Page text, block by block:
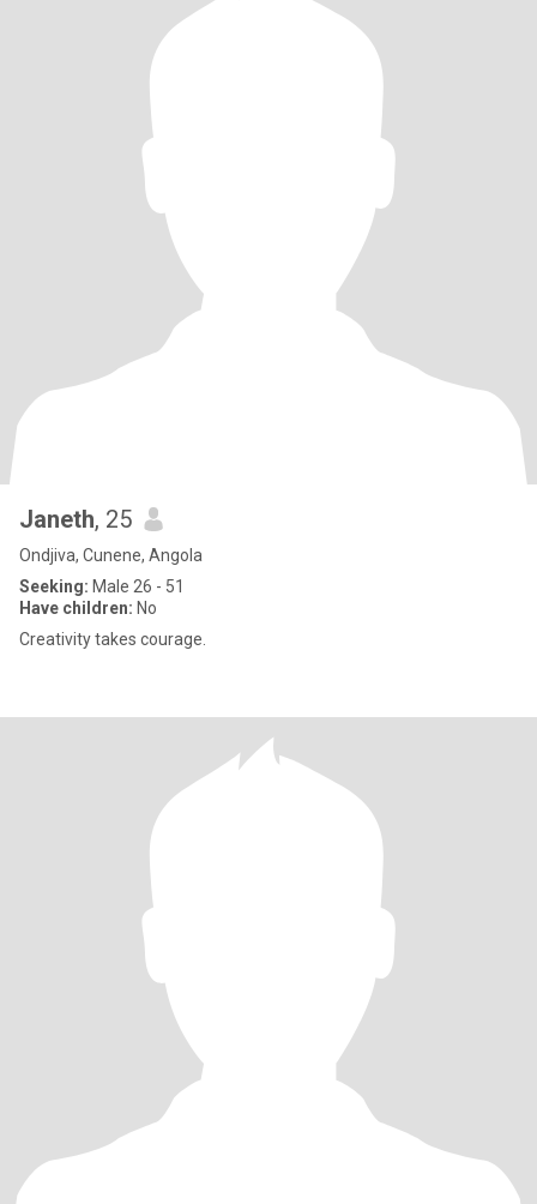
Janeth, 25
Ondjiva, Cunene, Angola
Seeking: Male 26 - 51
Have children: No
Creativity takes courage.